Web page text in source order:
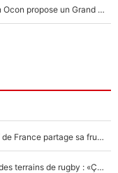
Comme pour le final du Tour de France, Esteban Ocon propose un Grand Prix de Formule 1 à Paris : «Autour de l’Arc de Triomphe, ce serait génial» !
Mis de côté par Fabien Galthié, un joueur du XV de France partage sa frustration : «ils ne me l’ont pas dit tout de suite»
La raison d'être de Matthieu Jalibert en dehors des terrains de rugby : «Ça m'atteint autant que si tu touches à un membre de ma famille»